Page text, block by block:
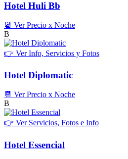
Hotel Huli Bb
📆 Ver Precio x Noche
B
👉 Ver Info, Servicios y Fotos
Hotel Diplomatic
📆 Ver Precio x Noche
B
👉 Ver Servicios, Fotos e Info
Hotel Essencial